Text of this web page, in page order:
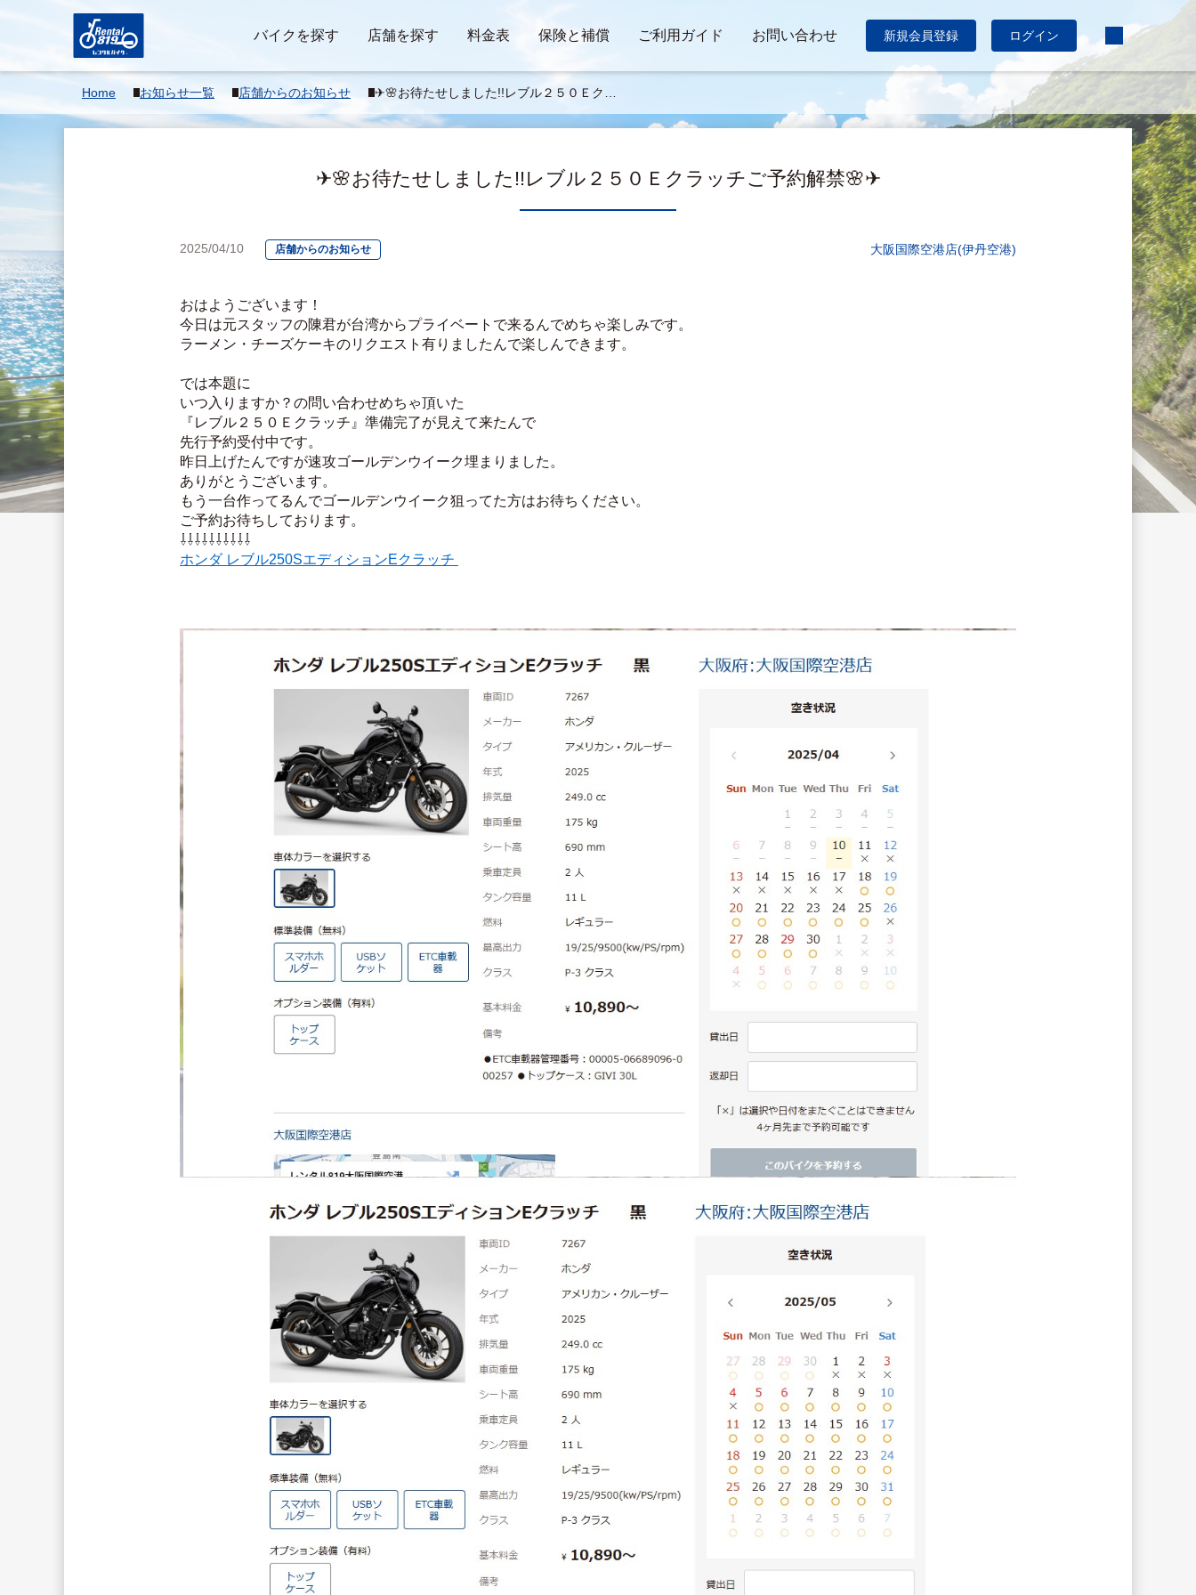
バイクを探す 店舗を探す 料金表 保険と補償 ご利用ガイド お問い合わせ 新規会員登録 ログイン
Home お知らせ一覧 店舗からのお知らせ
✈🌸お待たせしました!!レブル２５０Ｅク
ラッチご予約解禁🌸✈
✈🌸お待たせしました!!レブル２５０Ｅクラッチご予約解禁🌸✈
2025/04/10 店舗からのお知らせ 大阪国際空港店(伊丹空港)
おはようございます！
今日は元スタッフの陳君が台湾からプライベートで来るんでめちゃ楽しみです。
ラーメン・チーズケーキのリクエスト有りましたんで楽しんできます。
では本題に
いつ入りますか？の問い合わせめちゃ頂いた
『レブル２５０Ｅクラッチ』準備完了が見えて来たんで
先行予約受付中です。
昨日上げたんですが速攻ゴールデンウイーク埋まりました。
ありがとうございます。
もう一台作ってるんでゴールデンウイーク狙ってた方はお待ちください。
ご予約お待ちしております。
⇩⇩⇩⇩⇩⇩⇩⇩⇩⇩
ホンダ レブル250SエディションEクラッチ